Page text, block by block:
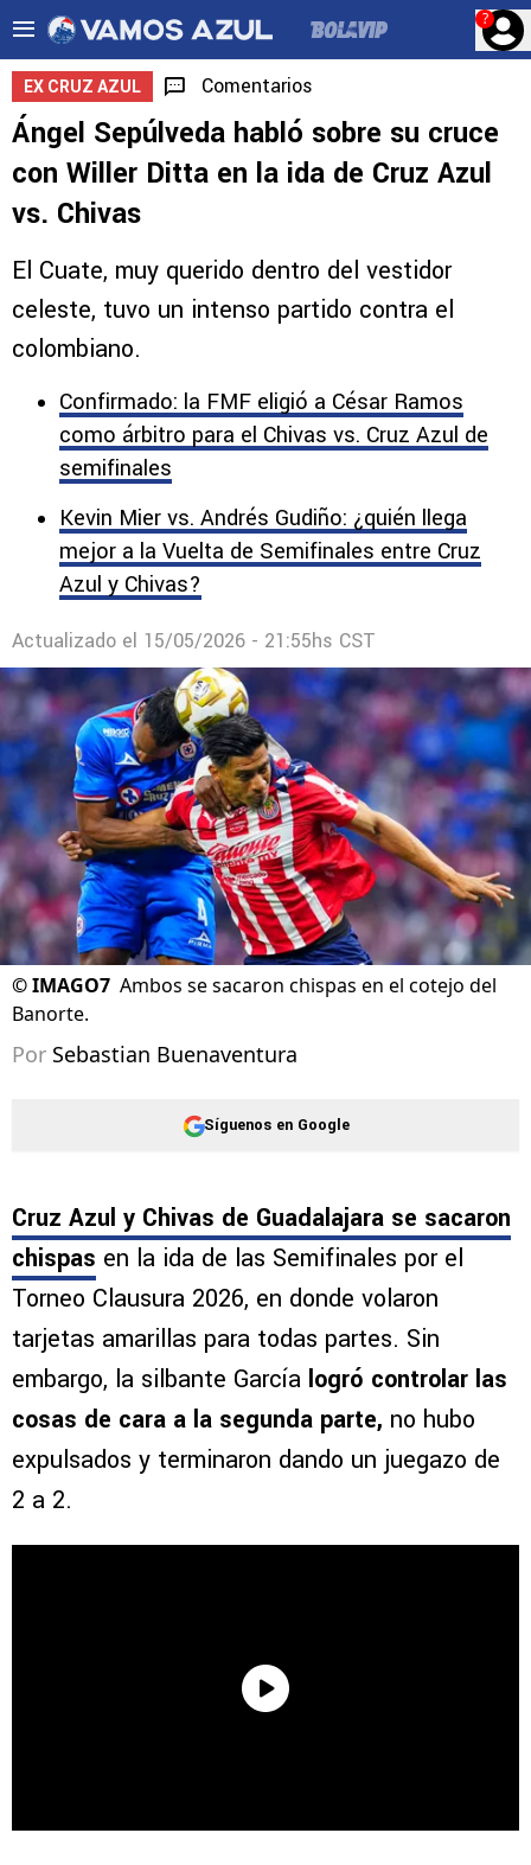
?
EX CRUZ AZUL Comentarios
Ángel Sepúlveda habló sobre su cruce
con Willer Ditta en la ida de Cruz Azul
vs. Chivas
El Cuate, muy querido dentro del vestidor
celeste, tuvo un intenso partido contra el
colombiano.
Confirmado: la FMF eligió a César Ramos
como árbitro para el Chivas vs. Cruz Azul de
semifinales
Kevin Mier vs. Andrés Gudiño: ¿quién llega
mejor a la Vuelta de Semifinales entre Cruz
Azul y Chivas?
Actualizado el 15/05/2026 - 21:55hs CST
©IMAGO7 Ambos se sacaron chispas en el cotejo del
Banorte.
Por Sebastian Buenaventura
Síguenos en Google
Cruz Azul y Chivas de Guadalajara se sacaron
chispas en la ida de las Semifinales por el
Torneo Clausura 2026, en donde volaron
tarjetas amarillas para todas partes. Sin
embargo, la silbante García logró controlar las
cosas de cara a la segunda parte, no hubo
expulsados y terminaron dando un juegazo de
2 a 2.